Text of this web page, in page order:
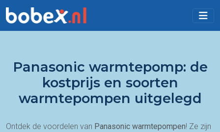
Panasonic warmtepomp: de
kostprijs en soorten
warmtepompen uitgelegd
Ontdek de voordelen van Panasonic warmtepompen! Ze zijn